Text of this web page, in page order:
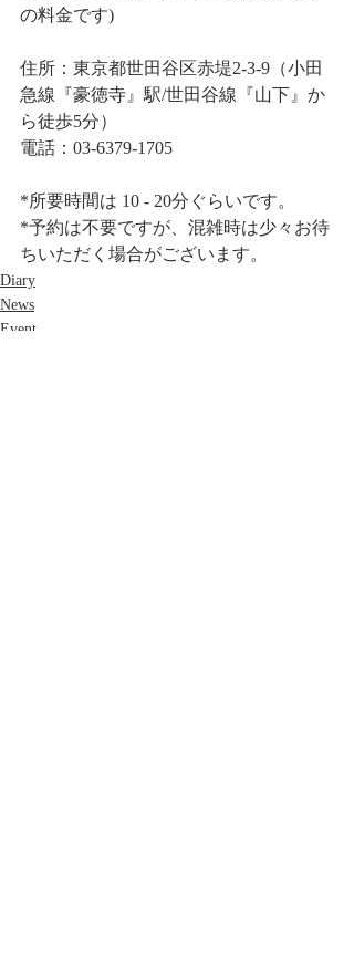
の料金です)
住所：東京都世田谷区赤堤2-3-9（小田
急線『豪徳寺』駅/世田谷線『山下』か
ら徒歩5分）
電話：03-6379-1705
*所要時間は 10 - 20分ぐらいです。
*予約は不要ですが、混雑時は少々お待
ちいただく場合がございます。
Diary
News
Event